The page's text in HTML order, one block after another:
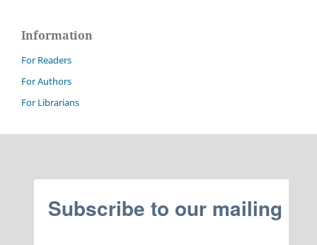
Information
For Readers
For Authors
For Librarians